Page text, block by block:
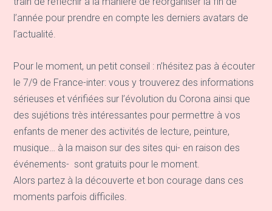
l’année pour prendre en compte les derniers avatars de
l’actualité.
Pour le moment, un petit conseil : n’hésitez pas à écouter
le 7/9 de France-inter: vous y trouverez des informations
sérieuses et vérifiées sur l’évolution du Corona ainsi que
des sujétions très intéressantes pour permettre à vos
enfants de mener des activités de lecture, peinture,
musique… à la maison sur des sites qui- en raison des
événements- sont gratuits pour le moment.
Alors partez à la découverte et bon courage dans ces
moments parfois difficiles.